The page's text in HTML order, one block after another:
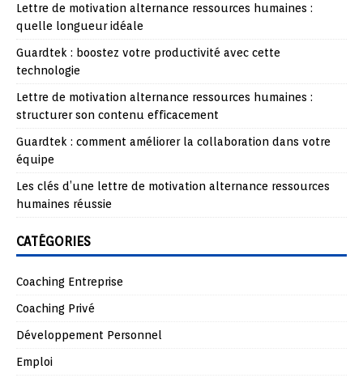
Lettre de motivation alternance ressources humaines :
quelle longueur idéale
Guardtek : boostez votre productivité avec cette
technologie
Lettre de motivation alternance ressources humaines :
structurer son contenu efficacement
Guardtek : comment améliorer la collaboration dans votre
équipe
Les clés d’une lettre de motivation alternance ressources
humaines réussie
CATÉGORIES
Coaching Entreprise
Coaching Privé
Développement Personnel
Emploi